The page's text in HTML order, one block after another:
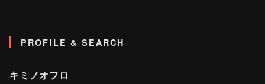
PROFILE & SEARCH
キミノオフロ